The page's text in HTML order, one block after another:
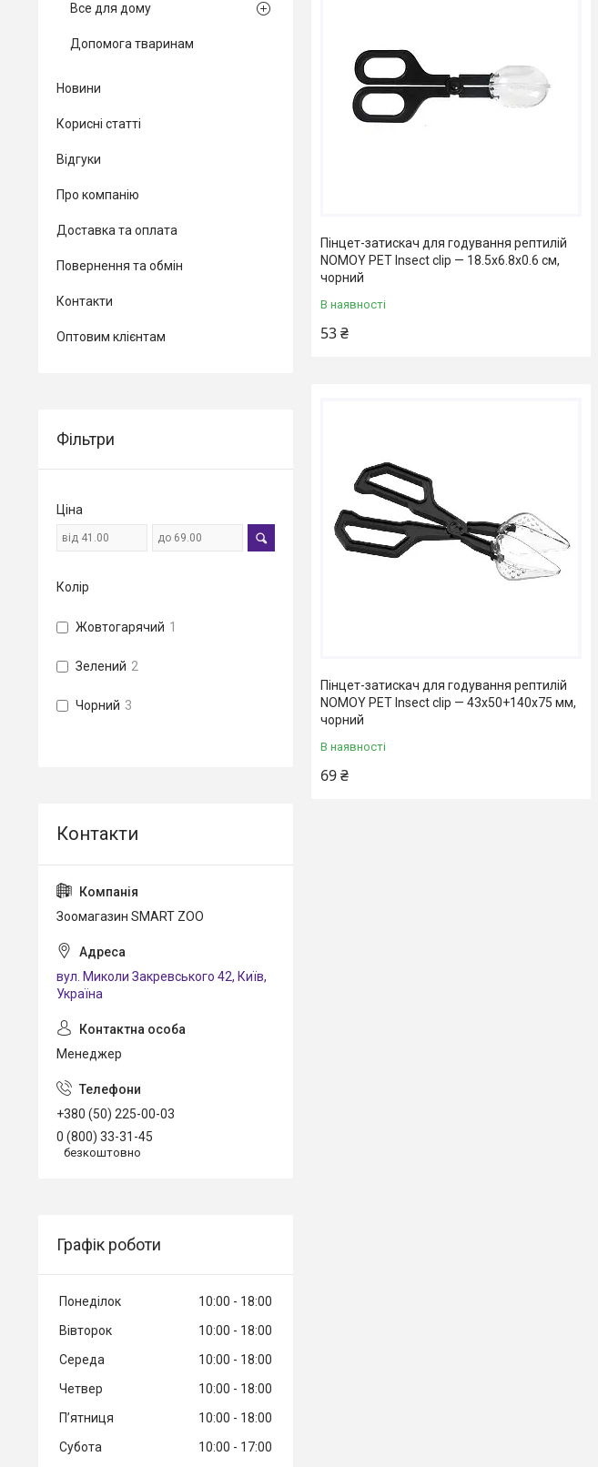
Пінцет-затискач для годування рептилій
NOMOY PET Insect clip — 18.5x6.8x0.6 см,
чорний
В наявності
53 ₴
Пінцет-затискач для годування рептилій
NOMOY PET Insect clip — 43x50+140x75 мм,
чорний
В наявності
69 ₴
Все для дому
Допомога тваринам
Новини
Корисні статті
Відгуки
Про компанію
Доставка та оплата
Повернення та обмін
Контакти
Оптовим клієнтам
Фільтри
Ціна
Колір
Жовтогарячий 1
Зелений 2
Чорний 3
Зоомагазин SMART ZOO
вул. Миколи Закревського 42, Київ,
Україна
Менеджер
+380 (50) 225-00-03
0 (800) 33-31-45
безкоштовно
Графік роботи
Понеділок 10:00
18:00
Вівторок
10:00
18:00
Середа
10:00
18:00
Четвер
10:00
18:00
Пʼятниця
10:00
18:00
Субота
10:00 17:00